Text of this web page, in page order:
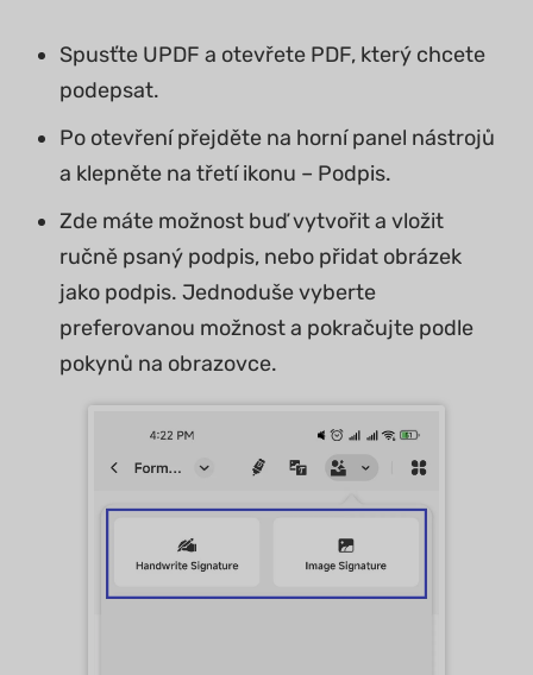
Spusťte UPDF a otevřete PDF, který chcete
podepsat.
Po otevření přejděte na horní panel nástrojů
a klepněte na třetí ikonu – Podpis.
Zde máte možnost buď vytvořit a vložit
ručně psaný podpis, nebo přidat obrázek
jako podpis. Jednoduše vyberte
preferovanou možnost a pokračujte podle
pokynů na obrazovce.